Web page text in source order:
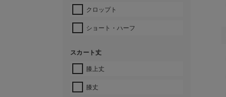
クロップト
ショート・ハーフ
スカート丈
膝上丈
膝丈